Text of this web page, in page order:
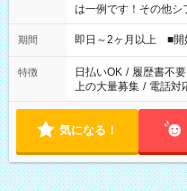
は一例です！その他シ
期間 即日～2ヶ月以上 ■開
特徴 日払いOK / 履歴書不要
上の大量募集 / 電話対
気になる！